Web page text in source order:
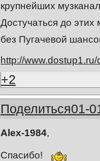
крупнейших
Достучаться до
без Пугачевой
http://
+2
Поделиться01-
Alex-1984,
Спасибо!